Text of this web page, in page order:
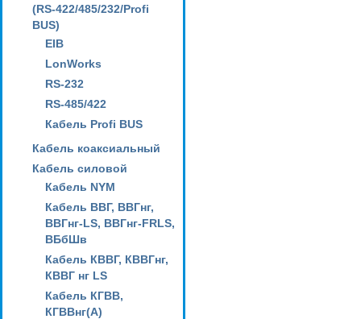
(RS-422/485/232/Profi
BUS)
EIB
LonWorks
RS-232
RS-485/422
Кабель Profi BUS
Кабель коаксиальный
Кабель силовой
Кабель NYM
Кабель ВВГ, ВВГнг,
ВВГнг-LS, ВВГнг-FRLS,
ВБбШв
Кабель КВВГ, КВВГнг,
КВВГ нг LS
Кабель КГВВ,
КГВВнг(А)